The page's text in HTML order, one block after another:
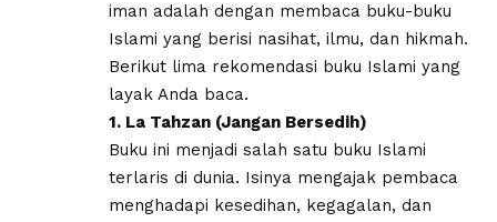
iman adalah dengan membaca buku-buku
Islami yang berisi nasihat, ilmu, dan hikmah.
Berikut lima rekomendasi buku Islami yang
layak Anda baca.
1. La Tahzan (Jangan Bersedih)
Buku ini menjadi salah satu buku Islami
terlaris di dunia. Isinya mengajak pembaca
menghadapi kesedihan, kegagalan, dan